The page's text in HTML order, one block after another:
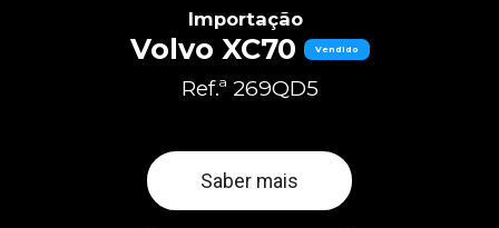
Importação
Volvo XC70 Vendido
Ref.ª 269QD5
Saber mais